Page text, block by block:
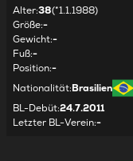
Alter:38(*1.1.1988)
Größe:-
Gewicht:-
Fuß:-
Position:-
Nationalität:Brasilien
BL-Debüt:24.7.2011
Letzter BL-Verein:-